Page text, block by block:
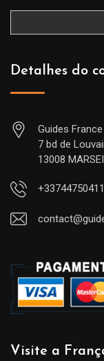
Detalhes do
Guides France
7 bd de
13008
+33744750411
Visite a